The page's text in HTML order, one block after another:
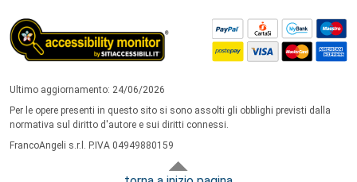
Ultimo aggiornamento: 24/06/2026
Per le opere presenti in questo sito si sono assolti gli obblighi previsti dalla
normativa sul diritto d'autore e sui diritti connessi.
FrancoAngeli s.r.l. P.IVA 04949880159